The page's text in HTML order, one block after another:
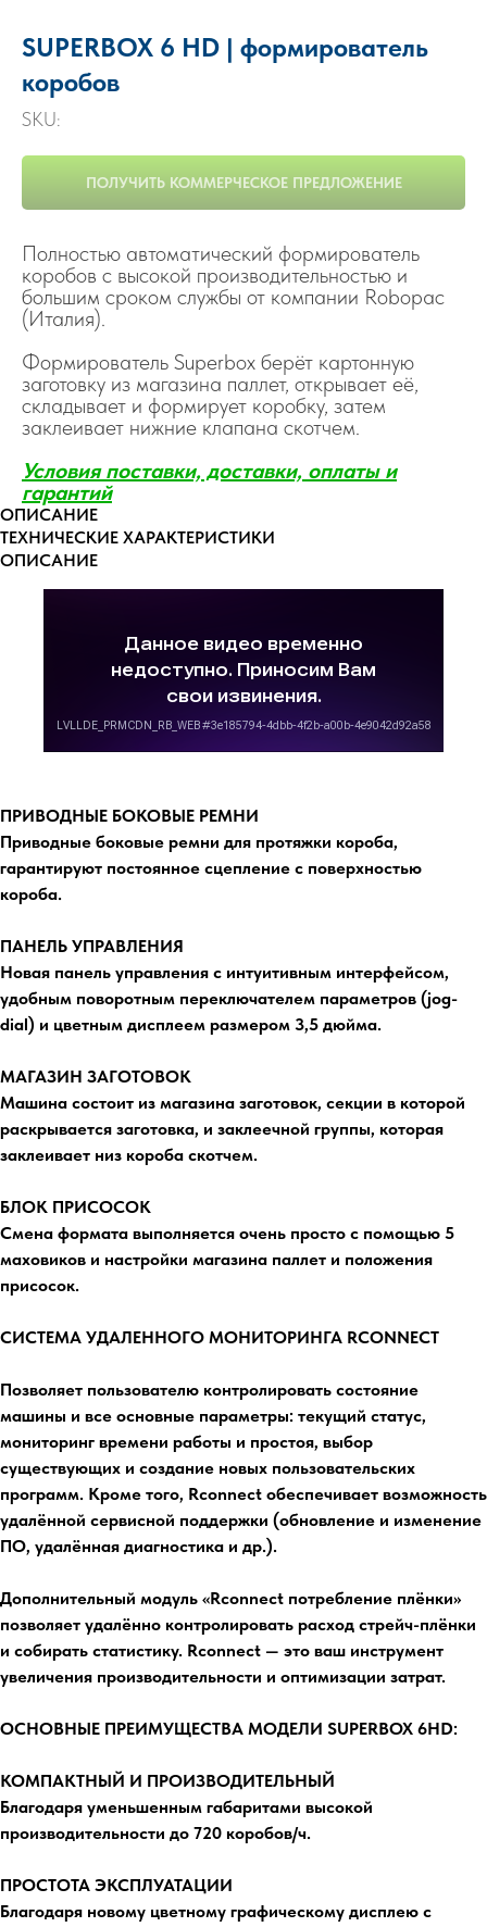
SUPERBOX 6 HD | формирователь
коробов
SKU:
ПОЛУЧИТЬ КОММЕРЧЕСКОЕ ПРЕДЛОЖЕНИЕ
Полностью автоматический формирователь
коробов с высокой производительностью и
большим сроком службы от компании Robopac
(Италия).
Формирователь Superbox берёт картонную
заготовку из магазина паллет, открывает её,
складывает и формирует коробку, затем
заклеивает нижние клапана скотчем.
Условия поставки, доставки, оплаты и
гарантий
ОПИСАНИЕ
ТЕХНИЧЕСКИЕ ХАРАКТЕРИСТИКИ
ОПИСАНИЕ
ПРИВОДНЫЕ БОКОВЫЕ РЕМНИ
Приводные боковые ремни для протяжки короба,
гарантируют постоянное сцепление с поверхностью
короба.
ПАНЕЛЬ УПРАВЛЕНИЯ
Новая панель управления с интуитивным интерфейсом,
удобным поворотным переключателем параметров (jog-
dial) и цветным дисплеем размером 3,5 дюйма.
МАГАЗИН ЗАГОТОВОК
Машина состоит из магазина заготовок, секции в которой
раскрывается заготовка, и заклеечной группы, которая
заклеивает низ короба скотчем.
БЛОК ПРИСОСОК
Смена формата выполняется очень просто с помощью 5
маховиков и настройки магазина паллет и положения
присосок.
СИСТЕМА УДАЛЕННОГО МОНИТОРИНГА RCONNECT
Позволяет пользователю контролировать состояние
машины и все основные параметры: текущий статус,
мониторинг времени работы и простоя, выбор
существующих и создание новых пользовательских
программ. Кроме того, Rconnect обеспечивает возможность
удалённой сервисной поддержки (обновление и изменение
ПО, удалённая диагностика и др.).
Дополнительный модуль «Rconnect потребление плёнки»
позволяет удалённо контролировать расход стрейч-плёнки
и собирать статистику. Rconnect — это ваш инструмент
увеличения производительности и оптимизации затрат.
ОСНОВНЫЕ ПРЕИМУЩЕСТВА МОДЕЛИ SUPERBOX 6HD:
КОМПАКТНЫЙ И ПРОИЗВОДИТЕЛЬНЫЙ
Благодаря уменьшенным габаритами высокой
производительности до 720 коробов/ч.
ПРОСТОТА ЭКСПЛУАТАЦИИ
Благодаря новому цветному графическому дисплею с